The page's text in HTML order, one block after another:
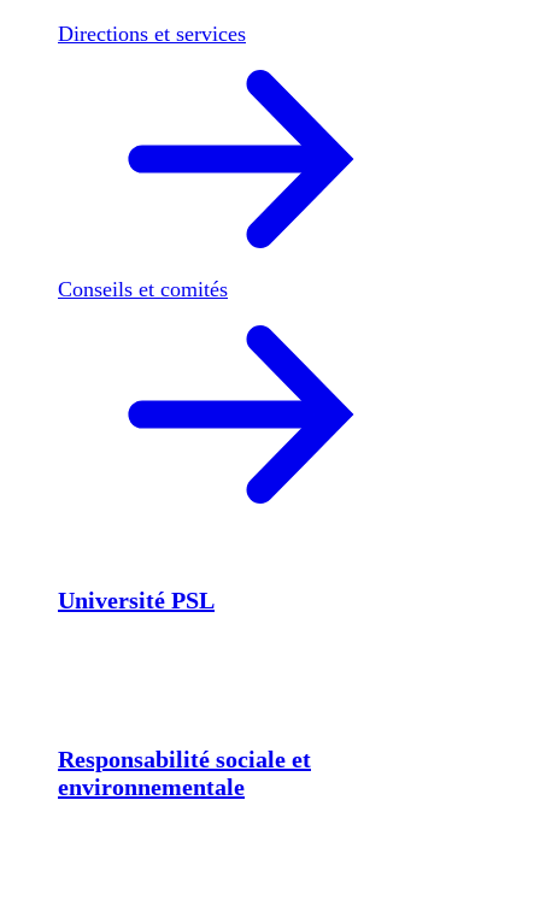
Directions et services
Conseils et comités
Université PSL
Responsabilité sociale et
environnementale